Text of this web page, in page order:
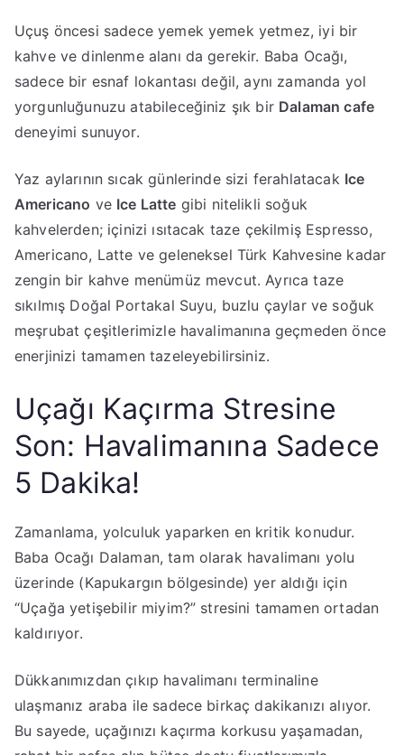
​Uçuş öncesi sadece yemek yemek yetmez, iyi bir
kahve ve dinlenme alanı da gerekir. Baba Ocağı,
sadece bir esnaf lokantası değil, aynı zamanda yol
yorgunluğunuzu atabileceğiniz şık bir Dalaman cafe
deneyimi sunuyor.
​Yaz aylarının sıcak günlerinde sizi ferahlatacak Ice
Americano ve Ice Latte gibi nitelikli soğuk
kahvelerden; içinizi ısıtacak taze çekilmiş Espresso,
Americano, Latte ve geleneksel Türk Kahvesine kadar
zengin bir kahve menümüz mevcut. Ayrıca taze
sıkılmış Doğal Portakal Suyu, buzlu çaylar ve soğuk
meşrubat çeşitlerimizle havalimanına geçmeden önce
enerjinizi tamamen tazeleyebilirsiniz.
​Uçağı Kaçırma Stresine
Son: Havalimanına Sadece
5 Dakika!
​Zamanlama, yolculuk yaparken en kritik konudur.
Baba Ocağı Dalaman, tam olarak havalimanı yolu
üzerinde (Kapukargın bölgesinde) yer aldığı için
“Uçağa yetişebilir miyim?” stresini tamamen ortadan
kaldırıyor.
​Dükkanımızdan çıkıp havalimanı terminaline
ulaşmanız araba ile sadece birkaç dakikanızı alıyor.
Bu sayede, uçağınızı kaçırma korkusu yaşamadan,